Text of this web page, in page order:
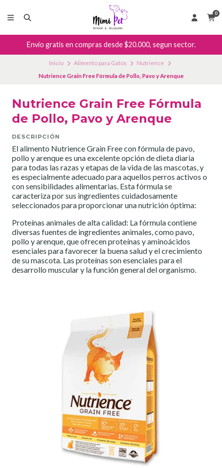
0
Envío gratis en compras desde $20.000, segun sector.
Inicio Alimento para Gatos
Nutrience
Nutrience Grain Free Fórmula de Pollo, Pavo y Arenque
Nutrience Grain Free Fórmula
de Pollo, Pavo y Arenque
DESCRIPCIÓN
El alimento Nutrience Grain Free con fórmula de pavo,
pollo y arenque es una excelente opción de dieta diaria
para todas las razas y etapas de la vida de las mascotas, y
es especialmente adecuado para aquellos perros activos o
con sensibilidades alimentarias. Esta fórmula se
caracteriza por sus ingredientes cuidadosamente
seleccionados para proporcionar una nutrición óptima:
Proteínas animales de alta calidad: La fórmula contiene
diversas fuentes de ingredientes animales, como pavo,
pollo y arenque, que ofrecen proteínas y aminoácidos
esenciales para favorecer la buena salud y el crecimiento
de su mascota. Las proteínas son esenciales para el
desarrollo muscular y la función general del organismo.